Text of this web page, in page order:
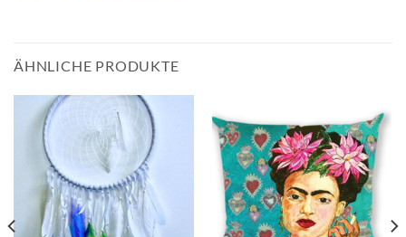
ÄHNLICHE PRODUKTE